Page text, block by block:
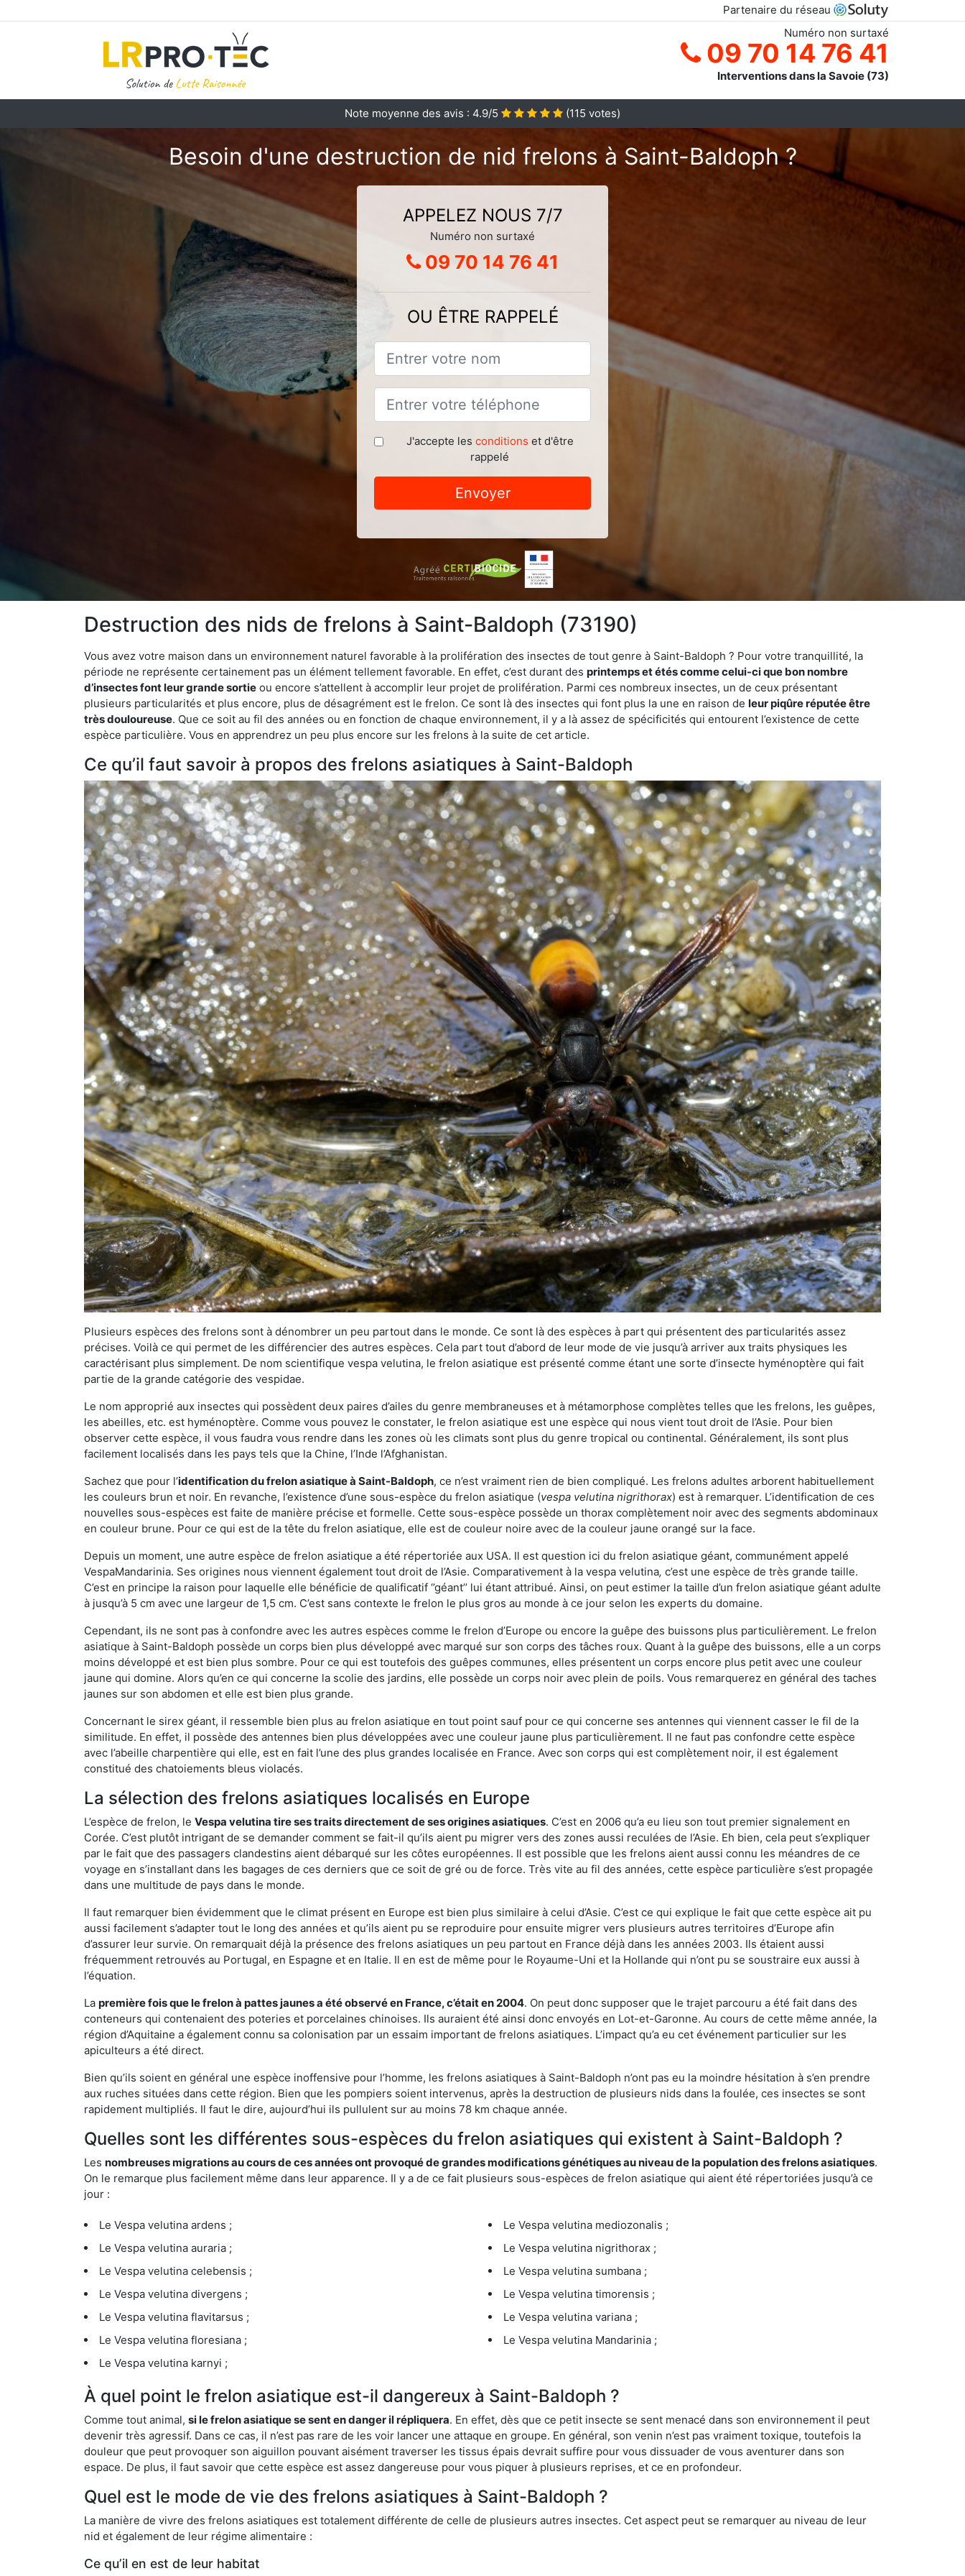
Partenaire du réseau
Numéro non surtaxé
09 70 14 76 41
Interventions dans la Savoie (73)
Note moyenne des avis : 4.9/5 (115 votes)
Besoin d'une destruction de nid frelons à Saint-Baldoph ?
APPELEZ NOUS 7/7
Numéro non surtaxé
09 70 14 76 41
OU ÊTRE RAPPELÉ
J'accepte les conditions et d'être
rappelé
Envoyer
Destruction des nids de frelons à Saint-Baldoph (73190)
Vous avez votre maison dans un environnement naturel favorable à la prolifération des insectes de tout genre à Saint-Baldoph ? Pour votre tranquillité, la
période ne représente certainement pas un élément tellement favorable. En effet, c’est durant des printemps et étés comme celui-ci que bon nombre
d’insectes font leur grande sortie ou encore s’attellent à accomplir leur projet de prolifération. Parmi ces nombreux insectes, un de ceux présentant
plusieurs particularités et plus encore, plus de désagrément est le frelon. Ce sont là des insectes qui font plus la une en raison de leur piqûre réputée être
très douloureuse. Que ce soit au fil des années ou en fonction de chaque environnement, il y a là assez de spécificités qui entourent l’existence de cette
espèce particulière. Vous en apprendrez un peu plus encore sur les frelons à la suite de cet article.
Ce qu’il faut savoir à propos des frelons asiatiques à Saint-Baldoph
Plusieurs espèces des frelons sont à dénombrer un peu partout dans le monde. Ce sont là des espèces à part qui présentent des particularités assez
précises. Voilà ce qui permet de les différencier des autres espèces. Cela part tout d’abord de leur mode de vie jusqu’à arriver aux traits physiques les
caractérisant plus simplement. De nom scientifique vespa velutina, le frelon asiatique est présenté comme étant une sorte d’insecte hyménoptère qui fait
partie de la grande catégorie des vespidae.
Le nom approprié aux insectes qui possèdent deux paires d’ailes du genre membraneuses et à métamorphose complètes telles que les frelons, les guêpes,
les abeilles, etc. est hyménoptère. Comme vous pouvez le constater, le frelon asiatique est une espèce qui nous vient tout droit de l’Asie. Pour bien
observer cette espèce, il vous faudra vous rendre dans les zones où les climats sont plus du genre tropical ou continental. Généralement, ils sont plus
facilement localisés dans les pays tels que la Chine, l’Inde l’Afghanistan.
Sachez que pour l’identification du frelon asiatiqueà Saint-Baldoph, ce n’est vraiment rien de bien compliqué. Les frelons adultes arborent habituellement
les couleurs brun et noir. En revanche, l’existence d’une sous-espèce du frelon asiatique (vespa velutina nigrithorax) est à remarquer. L’identification de ces
nouvelles sous-espèces est faite de manière précise et formelle. Cette sous-espèce possède un thorax complètement noir avec des segments abdominaux
en couleur brune. Pour ce qui est de la tête du frelon asiatique, elle est de couleur noire avec de la couleur jaune orangé sur la face.
Depuis un moment, une autre espèce de frelon asiatique a été répertoriée aux USA. Il est question ici du frelon asiatique géant, communément appelé
VespaMandarinia. Ses origines nous viennent également tout droit de l’Asie. Comparativement à la vespa velutina, c’est une espèce de très grande taille.
C’est en principe la raison pour laquelle elle bénéficie de qualificatif ‘’géant’’ lui étant attribué. Ainsi, on peut estimer la taille d’un frelon asiatique géant adulte
à jusqu’à 5 cm avec une largeur de 1,5 cm. C’est sans contexte le frelon le plus gros au monde à ce jour selon les experts du domaine.
Cependant, ils ne sont pas à confondre avec les autres espèces comme le frelon d’Europe ou encore la guêpe des buissons plus particulièrement. Le frelon
asiatique à Saint-Baldoph possède un corps bien plus développé avec marqué sur son corps des tâches roux. Quant à la guêpe des buissons, elle a un corps
moins développé et est bien plus sombre. Pour ce qui est toutefois des guêpes communes, elles présentent un corps encore plus petit avec une couleur
jaune qui domine. Alors qu’en ce qui concerne la scolie des jardins, elle possède un corps noir avec plein de poils. Vous remarquerez en général des taches
jaunes sur son abdomen et elle est bien plus grande.
Concernant le sirex géant, il ressemble bien plus au frelon asiatique en tout point sauf pour ce qui concerne ses antennes qui viennent casser le fil de la
similitude. En effet, il possède des antennes bien plus développées avec une couleur jaune plus particulièrement. Il ne faut pas confondre cette espèce
avec l’abeille charpentière qui elle, est en fait l’une des plus grandes localisée en France. Avec son corps qui est complètement noir, il est également
constitué des chatoiements bleus violacés.
La sélection des frelons asiatiques localisés en Europe
L’espèce de frelon, le Vespa velutina tire ses traits directement de ses origines asiatiques. C’est en 2006 qu’a eu lieu son tout premier signalement en
Corée. C’est plutôt intrigant de se demander comment se fait-il qu’ils aient pu migrer vers des zones aussi reculées de l’Asie. Eh bien, cela peut s’expliquer
par le fait que des passagers clandestins aient débarqué sur les côtes européennes. Il est possible que les frelons aient aussi connu les méandres de ce
voyage en s’installant dans les bagages de ces derniers que ce soit de gré ou de force. Très vite au fil des années, cette espèce particulière s’est propagée
dans une multitude de pays dans le monde.
Il faut remarquer bien évidemment que le climat présent en Europe est bien plus similaire à celui d’Asie. C’est ce qui explique le fait que cette espèce ait pu
aussi facilement s’adapter tout le long des années et qu’ils aient pu se reproduire pour ensuite migrer vers plusieurs autres territoires d’Europe afin
d’assurer leur survie. On remarquait déjà la présence des frelons asiatiques un peu partout en France déjà dans les années 2003. Ils étaient aussi
fréquemment retrouvés au Portugal, en Espagne et en Italie. Il en est de même pour le Royaume-Uni et la Hollande qui n’ont pu se soustraire eux aussi à
l’équation.
La première fois que le frelon à pattes jaunes a été observé en France, c’était en 2004. On peut donc supposer que le trajet parcouru a été fait dans des
conteneurs qui contenaient des poteries et porcelaines chinoises. Ils auraient été ainsi donc envoyés en Lot-et-Garonne. Au cours de cette même année, la
région d’Aquitaine a également connu sa colonisation par un essaim important de frelons asiatiques. L’impact qu’a eu cet événement particulier sur les
apiculteurs a été direct.
Bien qu’ils soient en général une espèce inoffensive pour l’homme, les frelons asiatiques à Saint-Baldoph n’ont pas eu la moindre hésitation à s’en prendre
aux ruches situées dans cette région. Bien que les pompiers soient intervenus, après la destruction de plusieurs nids dans la foulée, ces insectes se sont
rapidement multipliés. Il faut le dire, aujourd’hui ils pullulent sur au moins 78 km chaque année.
Quelles sont les différentes sous-espèces du frelon asiatiques qui existent à Saint-Baldoph ?
Les nombreuses migrations au cours de ces années ont provoqué de grandes modifications génétiques au niveau de la population des frelons asiatiques.
On le remarque plus facilement même dans leur apparence. Il y a de ce fait plusieurs sous-espèces de frelon asiatique qui aient été répertoriées jusqu’à ce
jour :
Le Vespa velutina ardens ;
Le Vespa velutina auraria ;
Le Vespa velutina celebensis ;
Le Vespa velutina divergens ;
Le Vespa velutina flavitarsus ;
Le Vespa velutina floresiana ;
Le Vespa velutina karnyi ;
Le Vespa velutina mediozonalis ;
Le Vespa velutina nigrithorax ;
Le Vespa velutina sumbana ;
Le Vespa velutina timorensis ;
Le Vespa velutina variana ;
Le Vespa velutina Mandarinia ;
À quel point le frelon asiatique est-il dangereux à Saint-Baldoph ?
Comme tout animal, si le frelon asiatique se sent en danger il répliquera. En effet, dès que ce petit insecte se sent menacé dans son environnement il peut
devenir très agressif. Dans ce cas, il n’est pas rare de les voir lancer une attaque en groupe. En général, son venin n’est pas vraiment toxique, toutefois la
douleur que peut provoquer son aiguillon pouvant aisément traverser les tissus épais devrait suffire pour vous dissuader de vous aventurer dans son
espace. De plus, il faut savoir que cette espèce est assez dangereuse pour vous piquer à plusieurs reprises, et ce en profondeur.
Quel est le mode de vie des frelons asiatiques à Saint-Baldoph ?
La manière de vivre des frelons asiatiques est totalement différente de celle de plusieurs autres insectes. Cet aspect peut se remarquer au niveau de leur
nid et également de leur régime alimentaire :
Ce qu’il en est de leur habitat